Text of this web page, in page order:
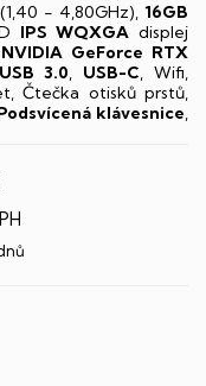
(1,40 - 4,80GHz), 16GB
IPS WQXGA displej
NVIDIA GeForce RTX
USB 3.0, USB-C, Wifi,
Čtečka otisků prstů,
klávesnice,